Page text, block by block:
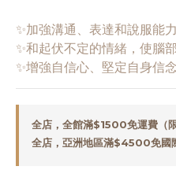
✨加強溝通、表達和說服能力
✨和起伏不定的情緒，使腦
✨增強自信心、堅定自身信
全店，全館滿$1500免運費（限
全店，亞洲地區滿$4500免國